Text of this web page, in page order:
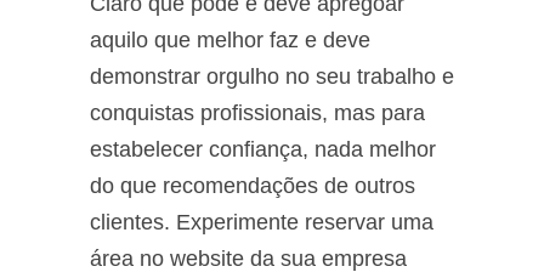
aquilo que melhor faz e deve
demonstrar orgulho no seu trabalho e
conquistas profissionais, mas para
estabelecer confiança, nada melhor
do que recomendações de outros
clientes. Experimente reservar uma
área no website da sua empresa